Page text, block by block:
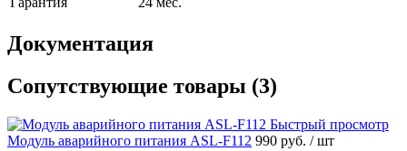
Документация
Сопутствующие товары (3)
Быстрый просмотр
Модуль аварийного питания ASL-F112 990 руб. / шт